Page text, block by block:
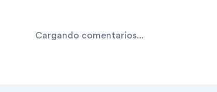
Cargando comentarios...